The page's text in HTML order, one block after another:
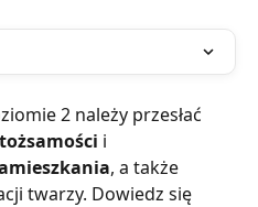
2 należy przesłać
i
, a także
twarzy. Dowiedz się